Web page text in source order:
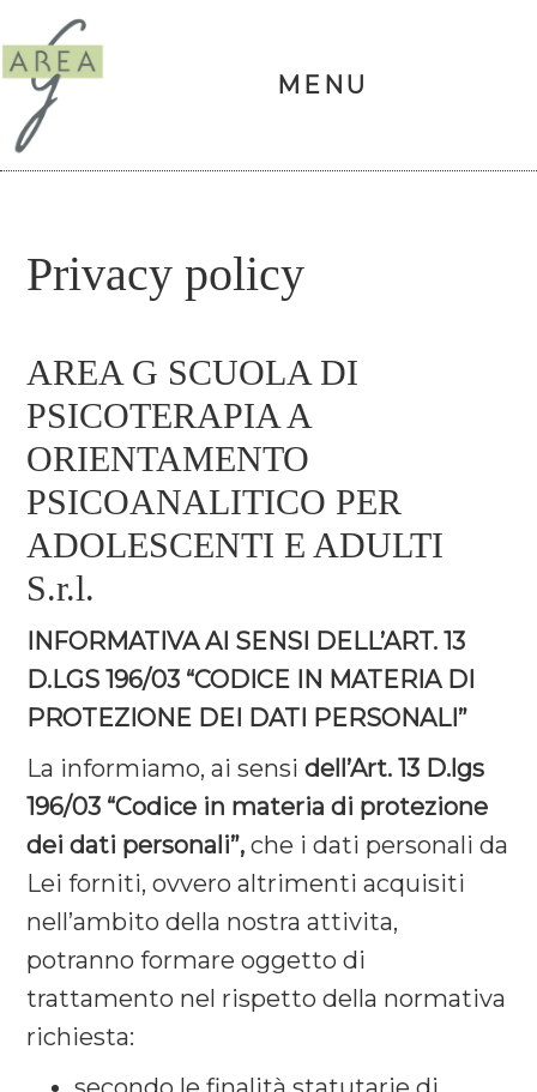
Skip
navigation
Skip
content
Skip
sidebar
Skip
Area
G
MENU
Privacy policy
AREA G SCUOLA DI
PSICOTERAPIA A
ORIENTAMENTO
PSICOANALITICO PER
ADOLESCENTI E ADULTI
S.r.l.
INFORMATIVA AI SENSI DELL’ART. 13
D.LGS 196/03 “CODICE IN MATERIA DI
PROTEZIONE DEI DATI PERSONALI”
La informiamo, ai sensidell’Art. 13 D.lgs
196/03 “Codice in materia di protezione
dei dati personali”,che i dati personali da
Lei forniti, ovvero altrimenti acquisiti
nell’ambito della nostra attivita,
potranno formare oggetto di
trattamento nel rispetto della normativa
richiesta: